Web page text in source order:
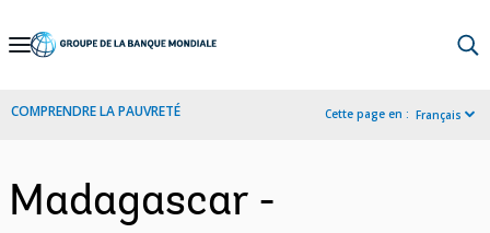
Skip
Navigation
COMPRENDRE LA PAUVRETÉ Cette page en : Français
Madagascar -